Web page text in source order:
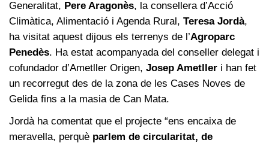
Generalitat, Pere Aragonès, la consellera d’Acció
Climàtica, Alimentació i Agenda Rural, Teresa Jordà,
ha visitat aquest dijous els terrenys de l’Agroparc
Penedès. Ha estat acompanyada del conseller delegat i
cofundador d’Ametller Origen, Josep Ametller i han fet
un recorregut des de la zona de les Cases Noves de
Gelida fins a la masia de Can Mata.
Jordà ha comentat que el projecte “ens encaixa de
meravella, perquè parlem de circularitat, de